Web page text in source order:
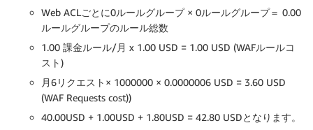
Web ACLごとに0ルールグループ × 0ルールグループ＝ 0.00
ルールグループのルール総数
1.00 課金ルール/月 x 1.00 USD = 1.00 USD (WAFルールコ
スト)
月6リクエスト× 1000000 × 0.0000006 USD = 3.60 USD
(WAF Requests cost))
40.00USD + 1.00USD + 1.80USD = 42.80 USDとなります。